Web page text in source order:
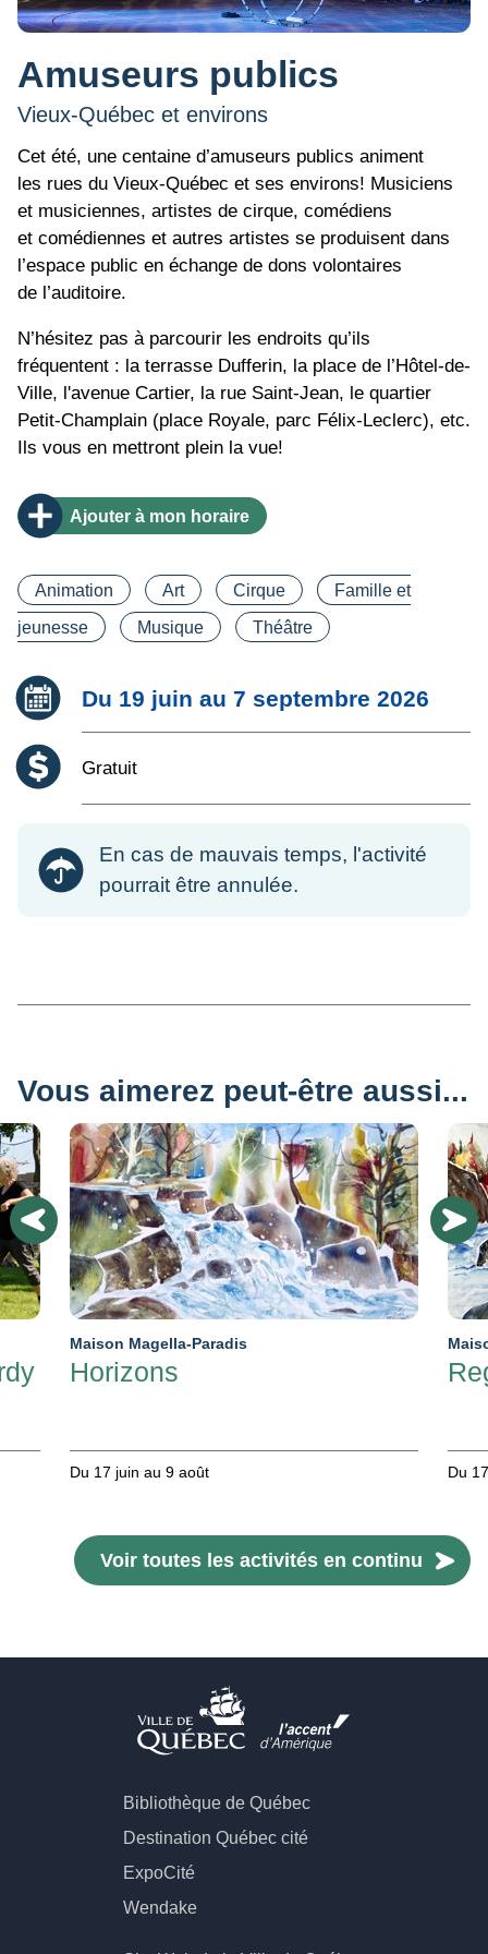
Amuseurs publics
Vieux-Québec et environs
Cet été, une centaine d’amuseurs publics animent
les rues du Vieux-Québec et ses environs! Musiciens
et musiciennes, artistes de cirque, comédiens
et comédiennes et autres artistes se produisent dans
l’espace public en échange de dons volontaires
de l’auditoire.
N’hésitez pas à parcourir les endroits qu’ils
fréquentent : la terrasse Dufferin, la place de l’Hôtel-de-
Ville, l'avenue Cartier, la rue Saint-Jean, le quartier
Petit-Champlain (place Royale, parc Félix-Leclerc), etc.
Ils vous en mettront plein la vue!
Ajouter à mon horaire
Catégorie(s)
Animation Art Cirque
Famille et
jeunesse
Musique Théâtre
Date :
Du 19 juin au 7 septembre 2026
Coût :
Gratuit
En cas de mauvais temps, l'activité
pourrait être annulée.
Vous aimerez peut-être aussi...
Maison Magella-Paradis
Horizons
Du 17 juin au 9 août Du
Voir toutes les activités en continu
Bibliothèque de Québec
Destination Québec cité
ExpoCité
Wendake